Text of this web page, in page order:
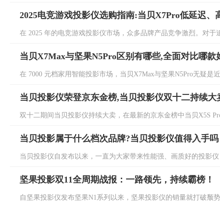
2025电竞游戏投影仪选购指南:当贝X7Pro低延迟、
在 2025 年的电竞游戏投影仪市场，众多品牌产品竞争激烈。对
当贝X7Max与坚果N5Pro区别有哪些,全面对比哪款
在 7000 元档家用智能投影市场，当贝X7Max与坚果N5Pro无疑是
当贝投影仪荣登京东金榜,当贝投影仪双十二持续大
双十二期间当贝投影仪持续大卖，在最新的京东金榜中当贝X5S
当贝投影属于什么档次品牌?当贝投影仪值得入手吗
当贝投影仪自发布以来，一直为大家带来性能强、画质好的投影
坚果投影双11全周期战报：一路领先，持续霸榜！
自坚果投影仪发布坚果N1系列以来，坚果投影仪的销量就打破颓